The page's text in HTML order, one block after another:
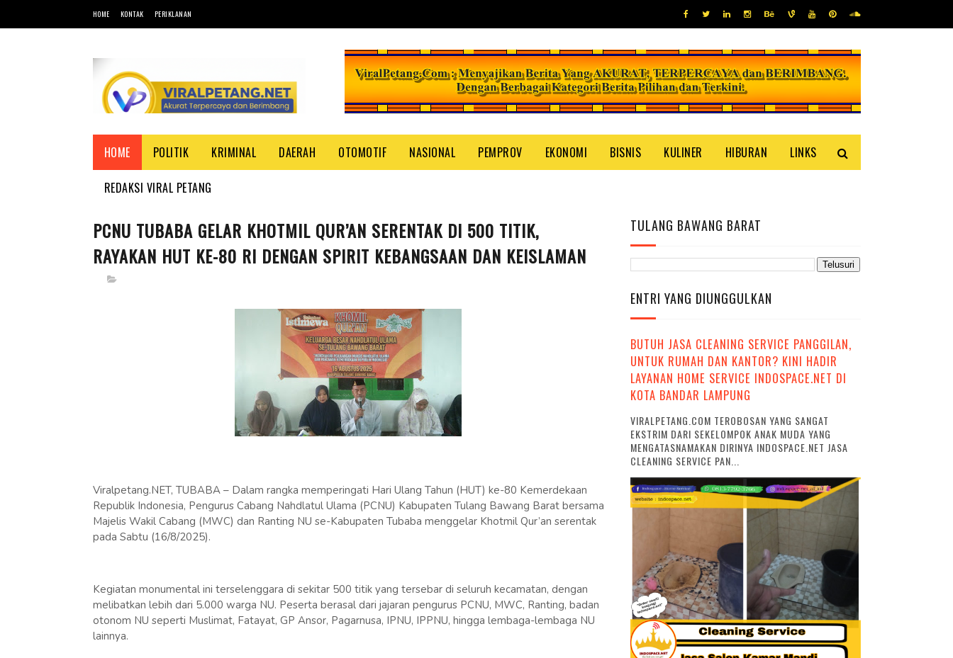
HOME KONTAK PERIKLANAN
HOME POLITIK KRIMINAL DAERAH OTOMOTIF NASIONAL PEMPROV EKONOMI BISNIS KULINER HIBURAN LINKS
REDAKSI VIRAL PETANG
PCNU TUBABA GELAR KHOTMIL QUR’AN SERENTAK DI 500 TITIK,
RAYAKAN HUT KE-80 RI DENGAN SPIRIT KEBANGSAAN DAN KEISLAMAN
Viralpetang.NET, TUBABA – Dalam rangka memperingati Hari Ulang Tahun (HUT) ke-80 Kemerdekaan
Republik Indonesia, Pengurus Cabang Nahdlatul Ulama (PCNU) Kabupaten Tulang Bawang Barat bersama
Majelis Wakil Cabang (MWC) dan Ranting NU se-Kabupaten Tubaba menggelar Khotmil Qur’an serentak
pada Sabtu (16/8/2025).
Kegiatan monumental ini terselenggara di sekitar 500 titik yang tersebar di seluruh kecamatan, dengan
melibatkan lebih dari 5.000 warga NU. Peserta berasal dari jajaran pengurus PCNU, MWC, Ranting, badan
otonom NU seperti Muslimat, Fatayat, GP Ansor, Pagarnusa, IPNU, IPPNU, hingga lembaga-lembaga NU
lainnya.
TULANG BAWANG BARAT
ENTRI YANG DIUNGGULKAN
BUTUH JASA CLEANING SERVICE PANGGILAN,
UNTUK RUMAH DAN KANTOR? KINI HADIR
LAYANAN HOME SERVICE INDOSPACE.NET DI
KOTA BANDAR LAMPUNG
VIRALPETANG.COM TEROBOSAN YANG SANGAT
EKSTRIM DARI SEKELOMPOK ANAK MUDA YANG
MENGATASNAMAKAN DIRINYA INDOSPACE.NET JASA
CLEANING SERVICE PAN...